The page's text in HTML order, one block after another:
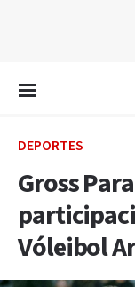
DEPORTES
Gross
Vóleibol